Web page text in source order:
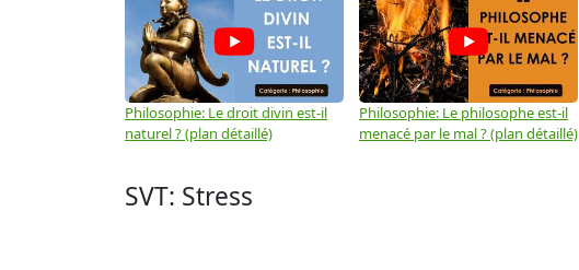
Philosophie: Le droit divin est-il
naturel ? (plan détaillé)
Philosophie: Le philosophe est-il
menacé par le mal ? (plan détaillé)
SVT: Stress